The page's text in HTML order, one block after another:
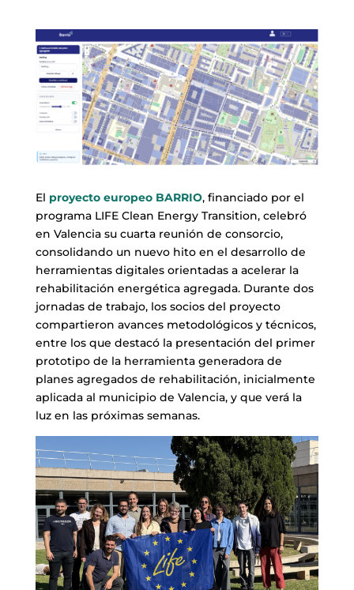
El proyecto europeo BARRIO, financiado por el
programa LIFE Clean Energy Transition, celebró
en Valencia su cuarta reunión de consorcio,
consolidando un nuevo hito en el desarrollo de
herramientas digitales orientadas a acelerar la
rehabilitación energética agregada. Durante dos
jornadas de trabajo, los socios del proyecto
compartieron avances metodológicos y técnicos,
entre los que destacó la presentación del primer
prototipo de la herramienta generadora de
planes agregados de rehabilitación, inicialmente
aplicada al municipio de Valencia, y que verá la
luz en las próximas semanas.